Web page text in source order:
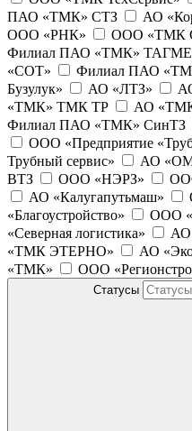
ПАО «ТМК» СТЗ
АО
ООО «РНК»
ООО «ТМК
Филиал ПАО «ТМК»
«СОТ»
Филиал ПАО
Бузулук»
АО «ЛТЗ»
«ТМК» ТМК ТР
АО «ТМК
Филиал ПАО «ТМК» СинТЗ
ООО «Предприятие
Трубный сервис»
АО
ВТЗ
ООО «НЭРЗ»
АО «Калугапутьмаш»
«Благоустройство»
ООО
«Северная логистика»
АО
«ТМК ЭТЕРНО»
АО
«ТМК»
ООО
Статусы